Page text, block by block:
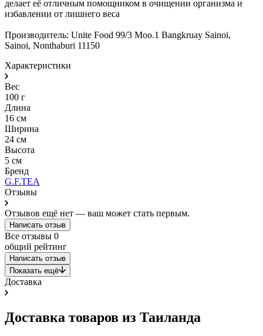
делает её отличным помощником в очищении организма и
избавлении от лишнего веса
Производитель: Unite Food 99/3 Moo.1 Bangkruay Sainoi,
Sainoi, Nonthaburi 11150
Характеристики
Вес
100 г
Длина
16 см
Ширина
24 см
Высота
5 см
Бренд
G.F.TEA
Отзывы
Отзывов ещё нет — ваш может стать первым.
Написать отзыв
Все отзывы 0
общий рейтинг
Написать отзыв
Показать ещё
Доставка
Доставка товаров из Таиланда